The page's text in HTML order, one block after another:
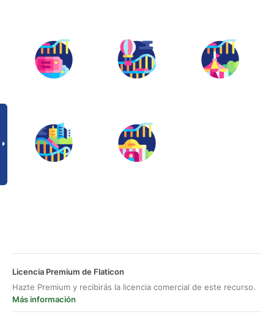
Licencia Premium de Flaticon
Hazte Premium y recibirás la licencia comercial de este recurso.
Más información